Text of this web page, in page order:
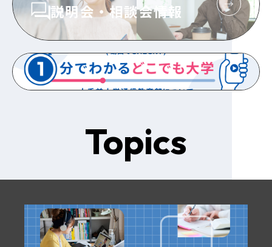
説明会・相談会情報
Topics